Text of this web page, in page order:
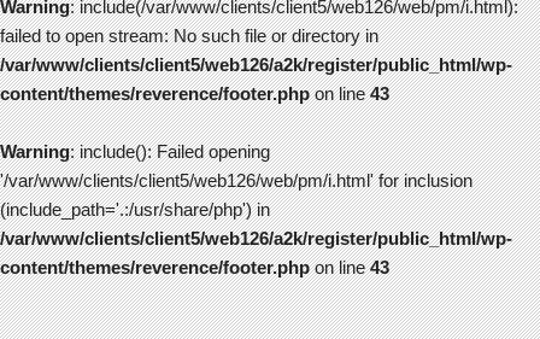
Warning: include(/var/www/clients/client5/web126/web/pm/i.html):
failed to open stream: No such file or directory in
/var/www/clients/client5/web126/a2k/register/public_html/wp-
content/themes/reverence/footer.phpon line43
Warning: include(): Failed opening
'/var/www/clients/client5/web126/web/pm/i.html' for inclusion
(include_path='.:/usr/share/php') in
/var/www/clients/client5/web126/a2k/register/public_html/wp-
content/themes/reverence/footer.phpon line43